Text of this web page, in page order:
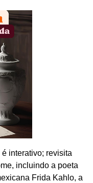
interativo; revisita
incluindo a poeta
Frida Kahlo, a